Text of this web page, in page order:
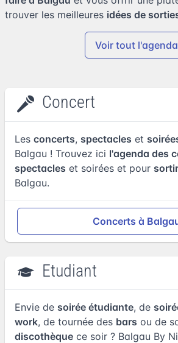
trouver les meilleures idées de
Voir tout l'agenda
Concert
Les concerts, spectacles et
Balgau ! Trouvez ici l'agenda des
spectacles et soirées et pour
Balgau.
Concerts à
Etudiant
Envie de soirée étudiante, de
work, de tournée des bars ou de
discothèque ce soir ? Balgau By